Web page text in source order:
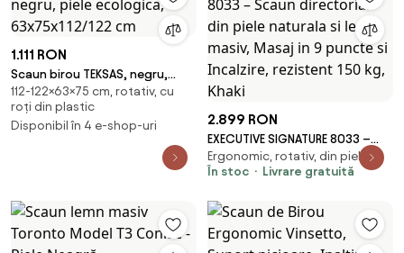
1.111 RON
Scaun birou TEKSAS, negru,
piele ecologica, 63x75x112/122
cm
112-122×63×75 cm, rotativ, cu
roți din plastic
Disponibil în 4 e-shop-uri
2.899 RON
EXECUTIVE SIGNATURE 8033 –
Scaun directorial din piele
naturala si lemn masiv, Masaj in
150 kg, Khaki
Ergonomic, rotativ, din piele
În stoc
Livrare gratuită